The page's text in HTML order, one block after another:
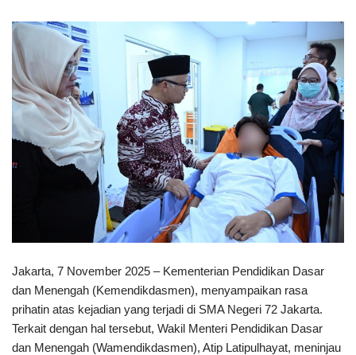
Jakarta, 7 November 2025 – Kementerian Pendidikan Dasar
dan Menengah (Kemendikdasmen), menyampaikan rasa
prihatin atas kejadian yang terjadi di SMA Negeri 72 Jakarta.
Terkait dengan hal tersebut, Wakil Menteri Pendidikan Dasar
dan Menengah (Wamendikdasmen), Atip Latipulhayat, meninjau